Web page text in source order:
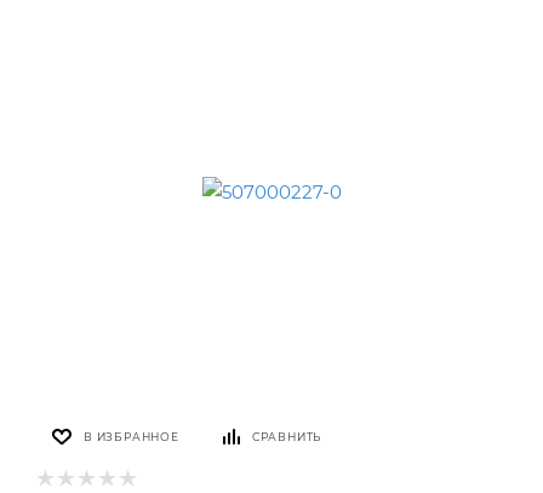
В ИЗБРАННОЕ СРАВНИТЬ